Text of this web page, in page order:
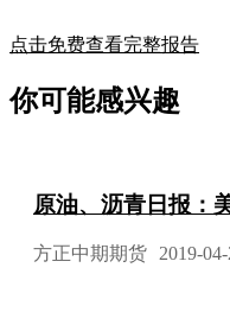
点击免费查看完整报告
你可能感兴趣
原油、沥青日报：
方正中期期货 2019-